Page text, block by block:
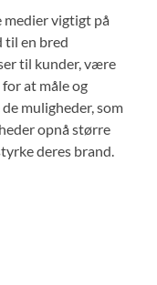
medier vigtigt på
til en bred
til kunder, være
at måle og
muligheder, som
opnå større
deres brand.